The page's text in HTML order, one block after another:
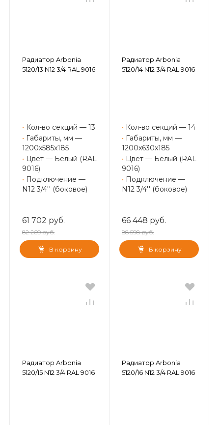
Радиатор Arbonia
5120/13 N12 3/4 RAL 9016
• Кол-во секций — 13
• Габариты, мм —
1200x585x185
• Цвет — Белый (RAL
9016)
• Подключение —
N12 3/4'' (боковое)
61 702 руб.
82 269 руб.
В корзину
Радиатор Arbonia
5120/14 N12 3/4 RAL 9016
• Кол-во секций — 14
• Габариты, мм —
1200x630x185
• Цвет — Белый (RAL
9016)
• Подключение —
N12 3/4'' (боковое)
66 448 руб.
88 598 руб.
В корзину
Радиатор Arbonia
5120/15 N12 3/4 RAL 9016
Радиатор Arbonia
5120/16 N12 3/4 RAL 9016